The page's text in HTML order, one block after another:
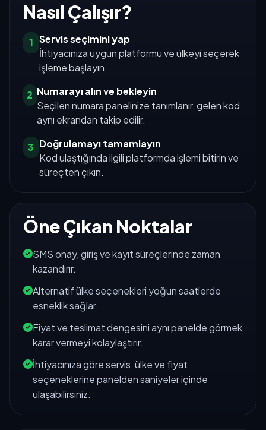
Nasıl Çalışır?
1 Servis seçimini yap
İhtiyacınıza uygun platformu ve ülkeyi seçerek
işleme başlayın.
2 Numarayı alın ve bekleyin
Seçilen numara panelinize tanımlanır, gelen kod
aynı ekrandan takip edilir.
3 Doğrulamayı tamamlayın
Kod ulaştığında ilgili platformda işlemi bitirin ve
süreçten çıkın.
Öne Çıkan Noktalar
SMS onay, giriş ve kayıt süreçlerinde zaman
kazandırır.
Alternatif ülke seçenekleri yoğun saatlerde
esneklik sağlar.
Fiyat ve teslimat dengesini aynı panelde görmek
karar vermeyi kolaylaştırır.
İhtiyacınıza göre servis, ülke ve fiyat
seçeneklerine panelden saniyeler içinde
ulaşabilirsiniz.